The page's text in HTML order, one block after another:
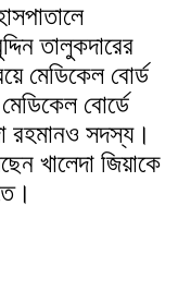
তালুকদারের
মেডিকেল বোর্ড
বোর্ডে
রহমানও সদস্য।
খালেদা জিয়াকে